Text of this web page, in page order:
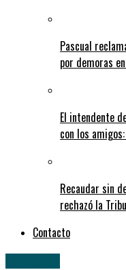
Pascual
por demoras
El intendente
con los
Recaudar sin
rechazó la
Contacto